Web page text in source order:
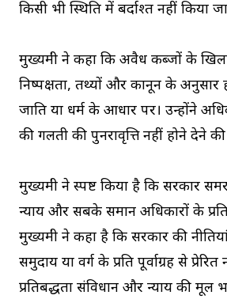
किसी भी स्थिति में बर्दाश्त नहीं किया
मुख्यमंत्री ने कहा कि अवैध कब्जों के
निष्पक्षता, तथ्यों और कानून के अनुसार
जाति या धर्म के आधार पर। उन्होंने
की गलती की पुनरावृत्ति नहीं होने देने
मुख्यमंत्री ने स्पष्ट किया है कि सरकार
न्याय और सबके समान अधिकारों के प्रति
मुख्यमंत्री ने कहा है कि सरकार की
समुदाय या वर्ग के प्रति पूर्वाग्रह से
प्रतिबद्धता संविधान और न्याय की मूल